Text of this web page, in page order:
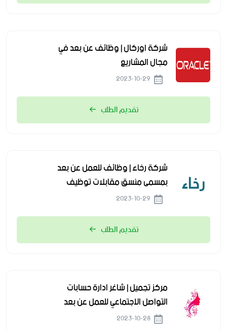
شركة اوركال | وظائف عن بعد في
مجال المشاريع
تقديم الطلب
شركة رخاء | وظائف للعمل عن بعد
بمسمى منسق مقابلات توظيف
تقديم الطلب
مركز تجميل | شاغر ادارة حسابات
التواصل الأجتماعي للعمل عن بعد